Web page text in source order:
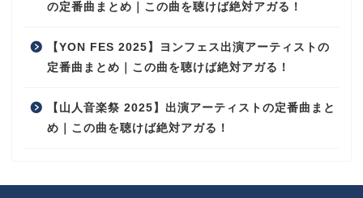
の定番曲まとめ｜この曲を聴けば絶対アガる！
【YON FES 2025】ヨンフェス出演アーティストの
定番曲まとめ｜この曲を聴けば絶対アガる！
【山人音楽祭 2025】出演アーティストの定番曲まと
め｜この曲を聴けば絶対アガる！